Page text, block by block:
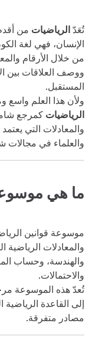
تُعَدّ الرياضيات من
الإنسان، فهي لغة
من خلال الأرقام
ووصف العلاقات بين
المستقبل.
ولأن هذا العلم واسع
الرياضيات كمرجع
والمعادلات التي
والعلماء في مجالات
ما هي
موسوعة قوانين
والمعادلات
والهندسة، وحساب
والاحتمالات.
تُعدّ هذه الموسوعة
إلى القاعدة
مصادر متفرقة.